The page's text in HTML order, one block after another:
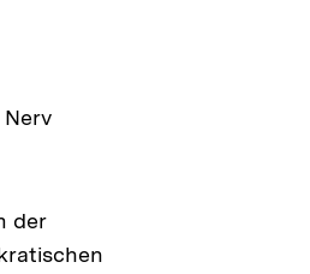
der